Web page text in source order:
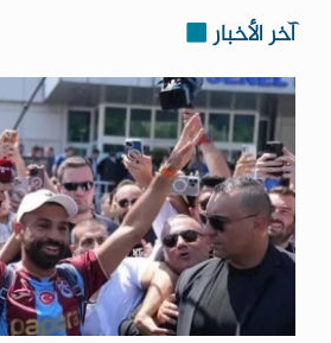
آخر الأخبار